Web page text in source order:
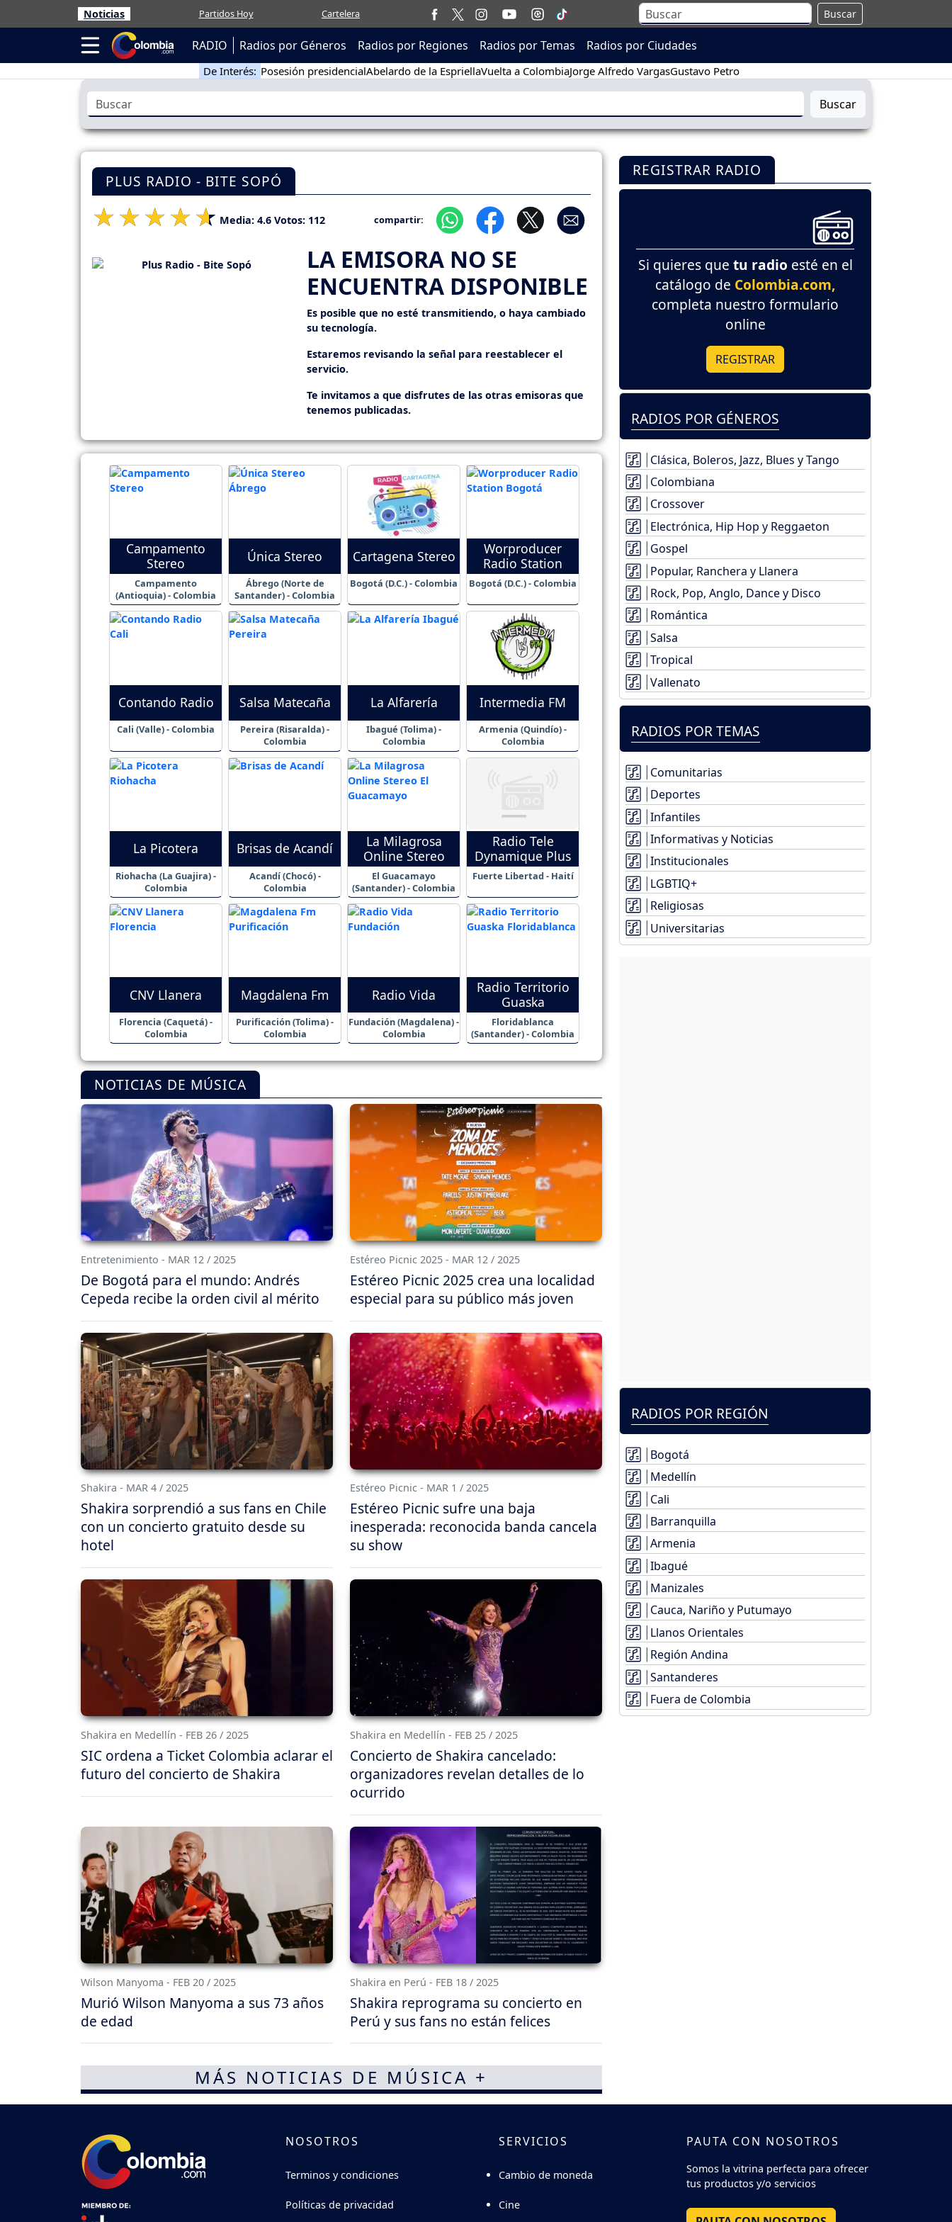
Noticias Partidos Hoy Cartelera Buscar
RADIO Radios por Géneros Radios por Regiones Radios por Temas Radios por Ciudades
De Interés: Posesión presidencialAbelardo de la EspriellaVuelta a ColombiaJorge Alfredo VargasGustavo Petro
Buscar
PLUS RADIO - BITE SOPÓ
Media: 4.6 Votos: 112 compartir:
LA EMISORA NO SE
ENCUENTRA DISPONIBLE
Es posible que no esté transmitiendo, o haya cambiado
su tecnología.
Estaremos revisando la señal para reestablecer el
servicio.
Te invitamos a que disfrutes de las otras emisoras que
tenemos publicadas.
Campamento
Stereo
Campamento
(Antioquia) - Colombia
Única Stereo
Ábrego (Norte de
Santander) - Colombia
Cartagena Stereo
Bogotá (D.C.) - Colombia
Worproducer
Radio Station
Bogotá (D.C.) - Colombia
Contando Radio
Cali (Valle) - Colombia
Salsa Matecaña
Pereira (Risaralda) -
Colombia
La Alfarería
Ibagué (Tolima) -
Colombia
Intermedia FM
Armenia (Quindío) -
Colombia
La Picotera
Riohacha (La Guajira) -
Colombia
Brisas de Acandí
Acandí (Chocó) -
Colombia
La Milagrosa
Online Stereo
El Guacamayo
(Santander) - Colombia
Radio Tele
Dynamique Plus
Fuerte Libertad - Haití
CNV Llanera
Florencia (Caquetá) -
Colombia
Magdalena Fm
Purificación (Tolima) -
Colombia
Radio Vida
Fundación (Magdalena) -
Colombia
Radio Territorio
Guaska
Floridablanca
(Santander) - Colombia
NOTICIAS DE MÚSICA
Entretenimiento - MAR 12 / 2025
De Bogotá para el mundo: Andrés
Cepeda recibe la orden civil al mérito
Estéreo Picnic 2025 - MAR 12 / 2025
Estéreo Picnic 2025 crea una localidad
especial para su público más joven
Shakira - MAR 4 / 2025
Shakira sorprendió a sus fans en Chile
con un concierto gratuito desde su
hotel
Estéreo Picnic - MAR 1 / 2025
Estéreo Picnic sufre una baja
inesperada: reconocida banda cancela
su show
Shakira en Medellín - FEB 26 / 2025
SIC ordena a Ticket Colombia aclarar el
futuro del concierto de Shakira
Shakira en Medellín - FEB 25 / 2025
Concierto de Shakira cancelado:
organizadores revelan detalles de lo
ocurrido
Wilson Manyoma - FEB 20 / 2025
Murió Wilson Manyoma a sus 73 años
de edad
Shakira en Perú - FEB 18 / 2025
Shakira reprograma su concierto en
Perú y sus fans no están felices
MÁS NOTICIAS DE MÚSICA +
REGISTRAR RADIO
Si quieres que tu radio esté en el
catálogo de Colombia.com,
completa nuestro formulario
online
REGISTRAR
RADIOS POR GÉNEROS
Clásica, Boleros, Jazz, Blues y Tango
Colombiana
Crossover
Electrónica, Hip Hop y Reggaeton
Gospel
Popular, Ranchera y Llanera
Rock, Pop, Anglo, Dance y Disco
Romántica
Salsa
Tropical
Vallenato
RADIOS POR TEMAS
Comunitarias
Deportes
Infantiles
Informativas y Noticias
Institucionales
LGBTIQ+
Religiosas
Universitarias
RADIOS POR REGIÓN
Bogotá
Medellín
Cali
Barranquilla
Armenia
Ibagué
Manizales
Cauca, Nariño y Putumayo
Llanos Orientales
Región Andina
Santanderes
Fuera de Colombia
NOSOTROS
Terminos y condiciones
Políticas de privacidad
SERVICIOS
Cambio de moneda
Cine
PAUTA CON NOSOTROS
Somos la vitrina perfecta para ofrecer
tus productos y/o servicios